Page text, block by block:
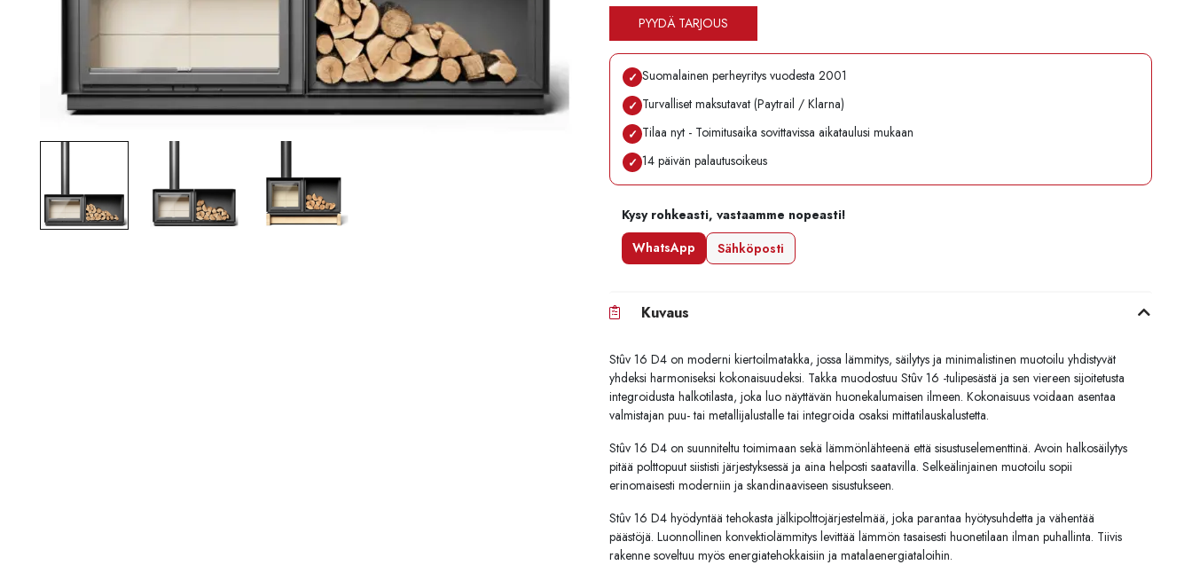
Yrityksemme
FAQ
Tulisija
TOTO
Kylpyhuonekalusteet
PYYDÄ TARJOUS
✓ Suomalainen perheyritys vuodesta 2001
✓ Turvalliset maksutavat (Paytrail / Klarna)
✓ Tilaa nyt - Toimitusaika sovittavissa aikataulusi mukaan
✓ 14 päivän palautusoikeus
Kysy rohkeasti, vastaamme nopeasti!
WhatsApp
Sähköposti
Kuvaus
Stûv 16 D4 on moderni kiertoilmatakka, jossa lämmitys, säilytys ja minimalistinen muotoilu yhdistyvät
yhdeksi harmoniseksi kokonaisuudeksi. Takka muodostuu Stûv 16 -tulipesästä ja sen viereen sijoitetusta
integroidusta halkotilasta, joka luo näyttävän huonekalumaisen ilmeen. Kokonaisuus voidaan asentaa
valmistajan puu- tai metallijalustalle tai integroida osaksi mittatilauskalustetta.
Stûv 16 D4 on suunniteltu toimimaan sekä lämmönlähteenä että sisustuselementtinä. Avoin halkosäilytys
pitää polttopuut siististi järjestyksessä ja aina helposti saatavilla. Selkeälinjainen muotoilu sopii
erinomaisesti moderniin ja skandinaaviseen sisustukseen.
Stûv 16 D4 hyödyntää tehokasta jälkipolttojärjestelmää, joka parantaa hyötysuhdetta ja vähentää
päästöjä. Luonnollinen konvektiolämmitys levittää lämmön tasaisesti huonetilaan ilman puhallinta. Tiivis
rakenne soveltuu myös energiatehokkaisiin ja matalaenergiataloihin.